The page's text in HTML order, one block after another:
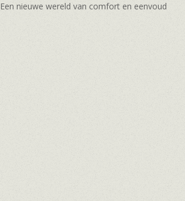
Een nieuwe wereld van comfort en eenvoud